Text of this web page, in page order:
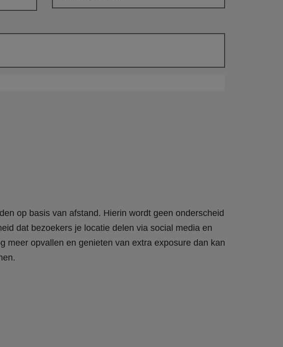
op basis van afstand. Hierin wordt geen onderscheid
dat bezoekers je locatie delen via social media en
meer opvallen en genieten van extra exposure dan kan